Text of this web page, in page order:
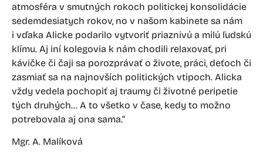
atmosféra v smutných rokoch politickej konsolidácie
sedemdesiatych rokov, no v našom kabinete sa nám
i vďaka Alicke podarilo vytvoriť priaznivú a milú ľudskú
klímu. Aj iní kolegovia k nám chodili relaxovať, pri
kávičke či čaji sa porozprávať o živote, práci, deťoch či
zasmiať sa na najnovších politických vtipoch. Alicka
vždy vedela pochopiť aj traumy či životné peripetie
tých druhých… A to všetko v čase, kedy to možno
potrebovala aj ona sama.“
Mgr. A. Malíková